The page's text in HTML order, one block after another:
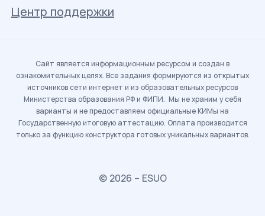
Центр поддержки
Сайт является информационным ресурсом и создан в
ознакомительных целях. Все задания формируются из открытых
источников сети интернет и из образовательных ресурсов
Министерства образования РФ и ФИПИ. Мы не храним у себя
варианты и не предоставляем официальные КИМы на
Государственную итоговую аттестацию. Оплата производится
только за функцию конструктора готовых уникальных вариантов.
© 2026 – ESUO